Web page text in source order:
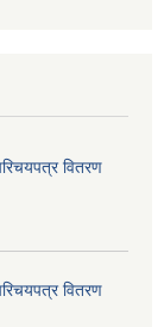
वितरण
वितरण